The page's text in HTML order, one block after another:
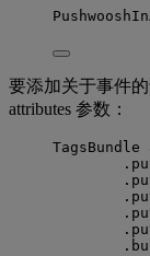
要添加关于事件
attributes 参数：
TagsBundle
.
.
.
.
.
.